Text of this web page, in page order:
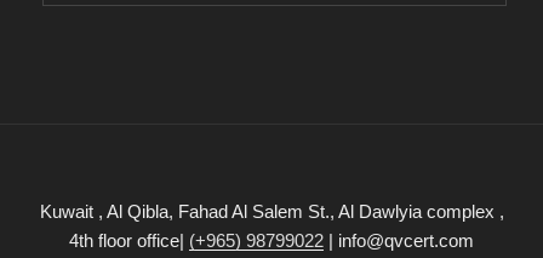
Kuwait , Al Qibla, Fahad Al Salem St., Al Dawlyia complex ,
4th floor office| (+965) 98799022 | info@qvcert.com